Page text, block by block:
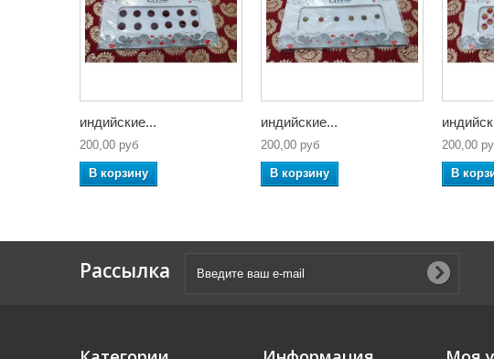
индийские...
200,00 руб
В корзину
индийские...
200,00 руб
В корзину
200,00
В
Рассылка